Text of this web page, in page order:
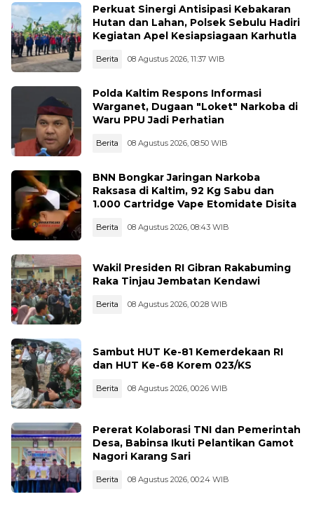
Perkuat Sinergi Antisipasi Kebakaran
Hutan dan Lahan, Polsek Sebulu Hadiri
Kegiatan Apel Kesiapsiagaan Karhutla
Berita 08 Agustus 2026, 11:37 WIB
Polda Kaltim Respons Informasi
Warganet, Dugaan "Loket" Narkoba di
Waru PPU Jadi Perhatian
Berita 08 Agustus 2026, 08:50 WIB
BNN Bongkar Jaringan Narkoba
Raksasa di Kaltim, 92 Kg Sabu dan
1.000 Cartridge Vape Etomidate Disita
Berita 08 Agustus 2026, 08:43 WIB
Wakil Presiden RI Gibran Rakabuming
Raka Tinjau Jembatan Kendawi
Berita 08 Agustus 2026, 00:28 WIB
Sambut HUT Ke-81 Kemerdekaan RI
dan HUT Ke-68 Korem 023/KS
Berita 08 Agustus 2026, 00:26 WIB
Pererat Kolaborasi TNI dan Pemerintah
Desa, Babinsa Ikuti Pelantikan Gamot
Nagori Karang Sari
Berita 08 Agustus 2026, 00:24 WIB